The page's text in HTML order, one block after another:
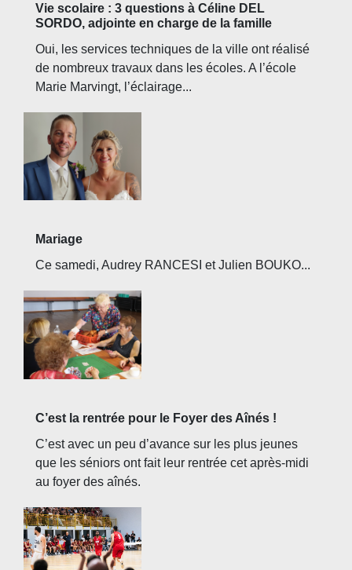
Vie scolaire : 3 questions à Céline DEL
SORDO, adjointe en charge de la famille
Oui, les services techniques de la ville ont réalisé
de nombreux travaux dans les écoles. A l’école
Marie Marvingt, l’éclairage...
Mariage
Ce samedi, Audrey RANCESI et Julien BOUKO...
C’est la rentrée pour le Foyer des Aînés !
C’est avec un peu d’avance sur les plus jeunes
que les séniors ont fait leur rentrée cet après-midi
au foyer des aînés.